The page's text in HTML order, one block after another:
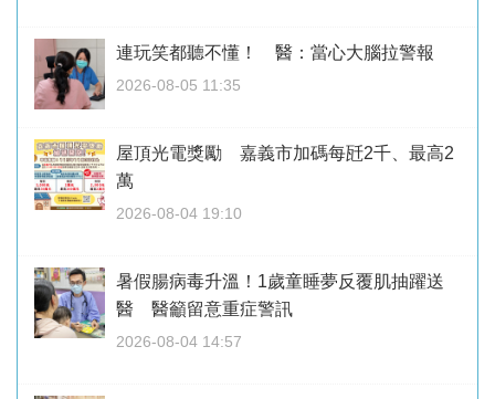
連玩笑都聽不懂！ 醫：當心大腦拉警報
2026-08-05 11:35
屋頂光電獎勵 嘉義市加碼每瓩2千、最高2
萬
2026-08-04 19:10
暑假腸病毒升溫！1歲童睡夢反覆肌抽躍送
醫 醫籲留意重症警訊
2026-08-04 14:57